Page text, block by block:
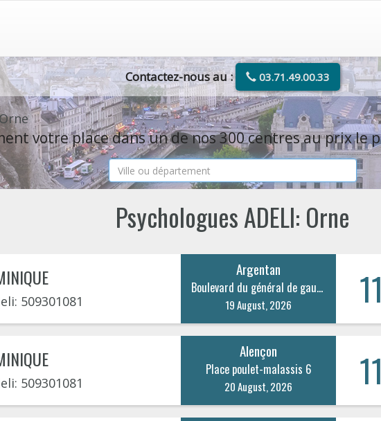
Contactez-nous au : 03.71.49.00.33
votre place dans un de nos 300 centres au prix le
Psychologues ADELI: Orne
509301081
Argentan
Boulevard du général de gaulle 22
19 August, 2026
509301081
Alençon
Place poulet-malassis 6
20 August, 2026